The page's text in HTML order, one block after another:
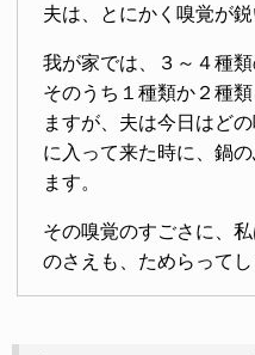
夫は、とにかく嗅覚が鋭
我が家では、３～４種
そのうち１種類か２種
ますが、夫は今日はど
に入って来た時に、鍋
ます。
その嗅覚のすごさに、
のさえも、ためらって